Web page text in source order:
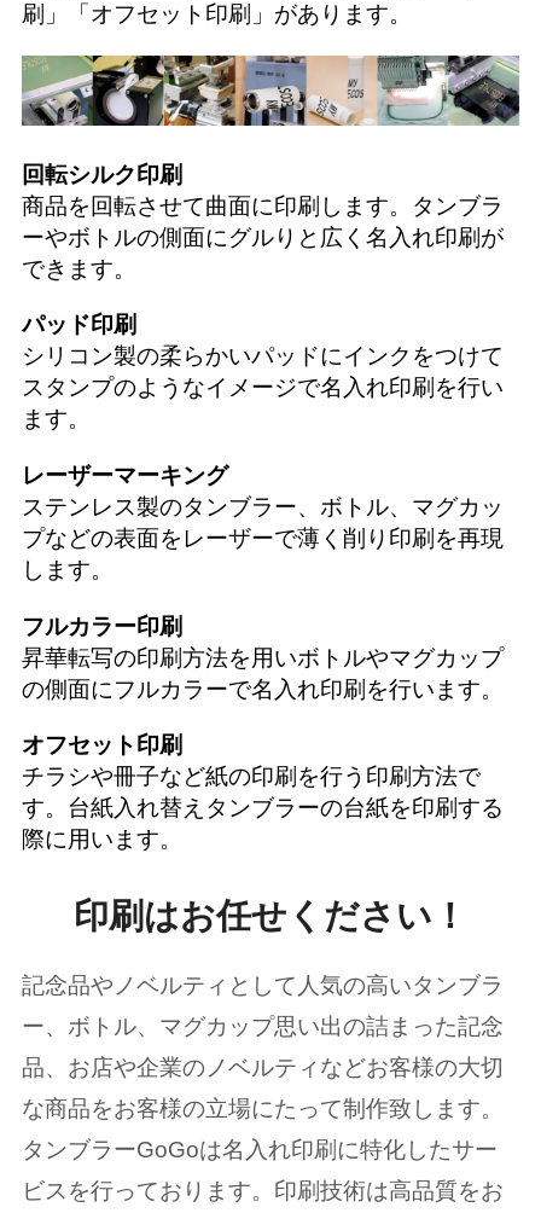
刷 」「 オフセット印刷 」があります。
回転シルク印刷
商品を回転させて曲面に印刷します。タンブラ
ーやボトルの側面にグルりと広く名入れ印刷が
できます。
パッド印刷
シリコン製の柔らかいパッドにインクをつけて
スタンプのようなイメージで名入れ印刷を行い
ます。
レーザーマーキング
ステンレス製のタンブラー、ボトル、マグカッ
プなどの表面をレーザーで薄く削り印刷を再現
します。
フルカラー印刷
昇華転写の印刷方法を用いボトルやマグカップ
の側面にフルカラーで名入れ印刷を行います。
オフセット印刷
チラシや冊子など紙の印刷を行う印刷方法で
す。台紙入れ替えタンブラーの台紙を印刷する
際に用います。
印刷はお任せください！
記念品やノベルティとして人気の高いタンブラ
ー、ボトル、マグカップ思い出の詰まった記念
品、お店や企業のノベルティなどお客様の大切
な商品をお客様の立場にたって制作致します。
タンブラーGoGoは名入れ印刷に特化したサー
ビスを行っております。印刷技術は高品質をお